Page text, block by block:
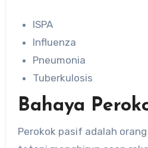
ISPA
Influenza
Pneumonia
Tuberkulosis
Bahaya
Perokok pasif adalah